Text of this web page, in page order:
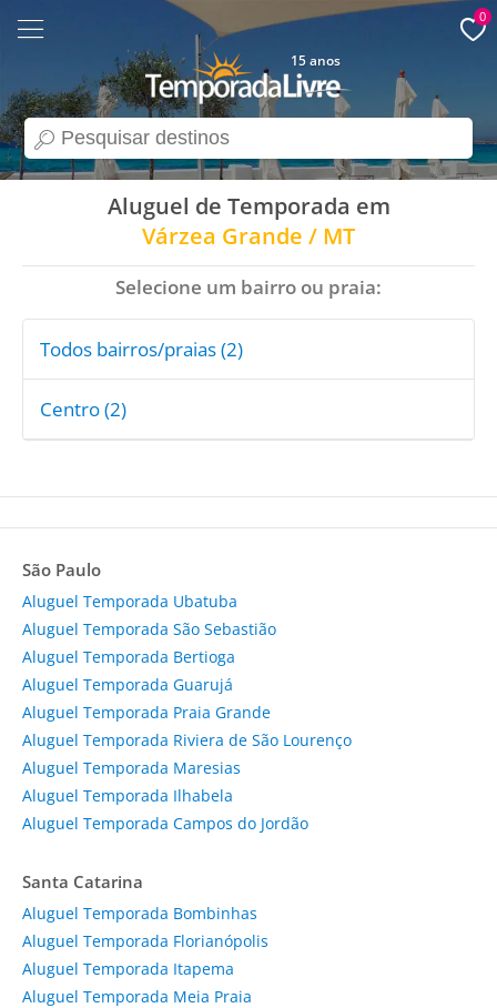
search
15 anos
0
Aluguel de Temporada em
Várzea Grande / MT
Selecione um bairro ou praia:
Todos bairros/praias (2)
Centro (2)
São Paulo
Aluguel Temporada Ubatuba
Aluguel Temporada São Sebastião
Aluguel Temporada Bertioga
Aluguel Temporada Guarujá
Aluguel Temporada Praia Grande
Aluguel Temporada Riviera de São Lourenço
Aluguel Temporada Maresias
Aluguel Temporada Ilhabela
Aluguel Temporada Campos do Jordão
Santa Catarina
Aluguel Temporada Bombinhas
Aluguel Temporada Florianópolis
Aluguel Temporada Itapema
Aluguel Temporada Meia Praia